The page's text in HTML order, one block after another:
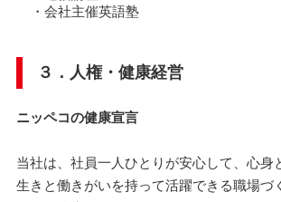
・会社主催英語塾
３．人権・健康経営
ニッペコの健康宣言
当社は、社員一人ひとりが安心して、心身
生きと働きがいを持って活躍できる職場づ